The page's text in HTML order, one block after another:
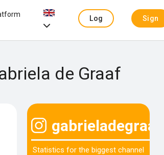
Log
Sign
de Graaf
gabrieladegraaf
Statistics for the biggest channel